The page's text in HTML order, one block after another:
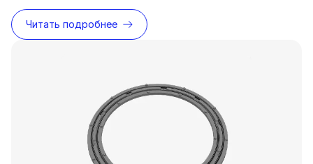
Читать подробнее